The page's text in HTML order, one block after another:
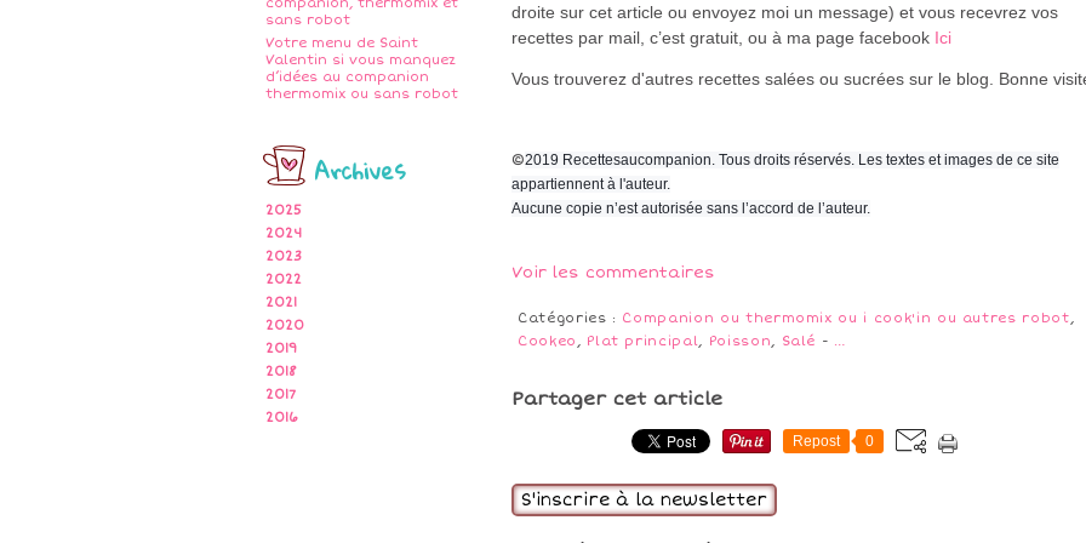
sans robot
Votre menu de Saint
Valentin si vous manquez
d’idées au companion
thermomix ou sans robot
Archives
2025
2024
2023
2022
2021
2020
2019
2018
2017
2016
droite sur cet article ou envoyez moi un message) et vous recevrez vos
recettes par mail, c’est gratuit , ou à ma page facebook Ici
Vous trouverez d'autres recettes salées ou sucrées sur le blog. Bonne
©2019 Recettesaucompanion. Tous droits réservés. Les textes et images de ce site
appartiennent à l'auteur.
Aucune copie n’est autorisée sans l’accord de l’auteur.
Voir les commentaires
Catégories : Companion ou thermomix ou i cook'in ou autres robot,
Cookeo , Plat principal, Poisson, Salé - …
Partager cet article
Repost 0
S'inscrire à la newsletter